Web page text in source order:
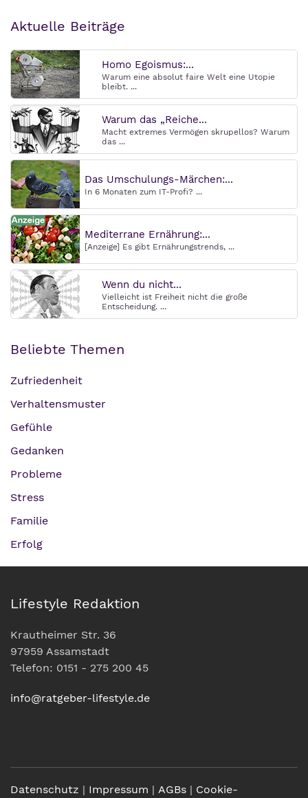
Aktuelle Beiträge
Homo Egoismus:...
Warum eine absolut faire Welt eine Utopie
bleibt. ...
Warum das „Reiche...
Macht extremes Vermögen skrupellos? Warum
das ...
Das Umschulungs-Märchen:...
In 6 Monaten zum IT-Profi? ...
Mediterrane Ernährung:...
[Anzeige] Es gibt Ernährungstrends, ...
Wenn du nicht...
Vielleicht ist Freiheit nicht die große
Entscheidung. ...
Beliebte Themen
Zufriedenheit
Verhaltensmuster
Gefühle
Gedanken
Probleme
Stress
Familie
Erfolg
Lifestyle Redaktion
Krautheimer Str. 36
97959 Assamstadt
Telefon: 0151 - 275 200 45
info@ratgeber-lifestyle.de
Datenschutz | Impressum | AGBs | Cookie-